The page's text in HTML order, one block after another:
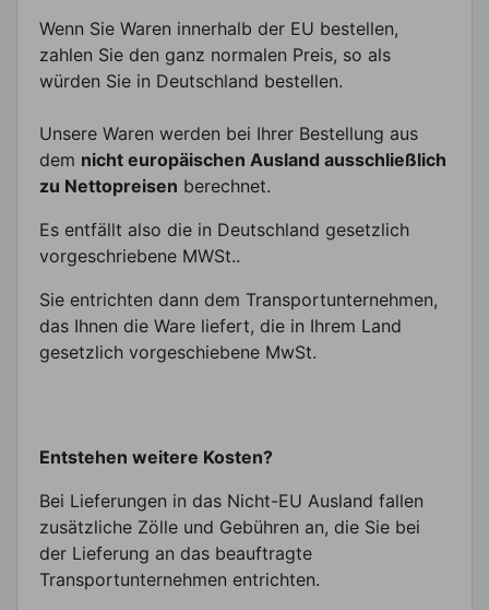
Wenn Sie Waren innerhalb der EU bestellen,
zahlen Sie den ganz normalen Preis, so als
würden Sie in Deutschland bestellen.
Unsere Waren werden bei Ihrer Bestellung aus
dem nicht europäischen Ausland ausschließlich
zu Nettopreisen berechnet.
Es entfällt also die in Deutschland gesetzlich
vorgeschriebene MWSt..
Sie entrichten dann dem Transportunternehmen,
das Ihnen die Ware liefert, die in Ihrem Land
gesetzlich vorgeschiebene MwSt.
Entstehen weitere Kosten?
Bei Lieferungen in das Nicht-EU Ausland fallen
zusätzliche Zölle und Gebühren an, die Sie bei
der Lieferung an das beauftragte
Transportunternehmen entrichten.